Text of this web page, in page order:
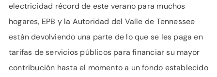
electricidad récord de este verano para muchos
hogares, EPB y la Autoridad del Valle de Tennessee
están devolviendo una parte de lo que se les paga en
tarifas de servicios públicos para financiar su mayor
contribución hasta el momento a un fondo establecido